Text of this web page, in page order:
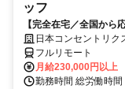
ッフ
【完全在宅／全国から
トのご案内×テレワー
日本コンセントリ
フルリモート
月給230,000円以上
勤務時間 総労働時